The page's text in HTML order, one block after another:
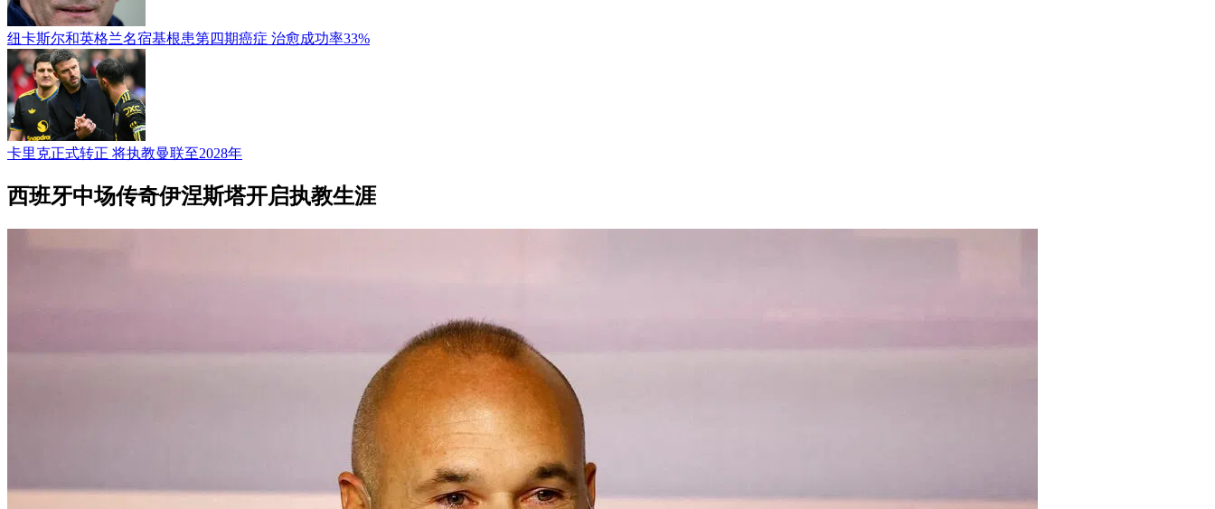
纽卡斯尔和英格兰名宿基根患第四期癌症 治愈成功率33%
卡里克正式转正 将执教曼联至2028年
西班牙中场传奇伊涅斯塔开启执教生涯